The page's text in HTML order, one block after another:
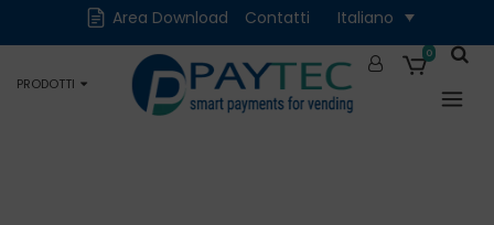
Area Download Contatti Italiano
PRODOTTI
Digitali
Accessori e Ricambi
Occasioni
0